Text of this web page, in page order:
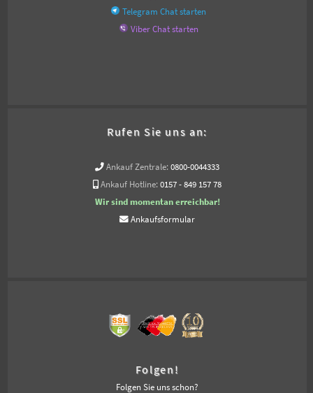
Telegram Chat starten
Viber Chat starten
Rufen Sie uns an:
Ankauf Zentrale: 0800-0044333
Ankauf Hotline: 0157 - 849 157 78
Wir sind momentan erreichbar!
Ankaufsformular
Folgen!
Folgen Sie uns schon?